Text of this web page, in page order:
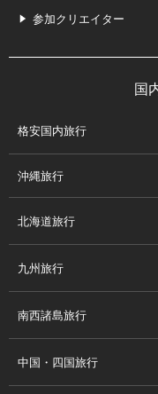
参加クリエイター
国
格安国内旅行
沖縄旅行
北海道旅行
九州旅行
南西諸島旅行
中国・四国旅行